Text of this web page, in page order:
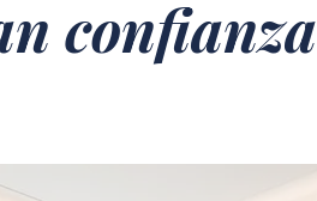
confianza